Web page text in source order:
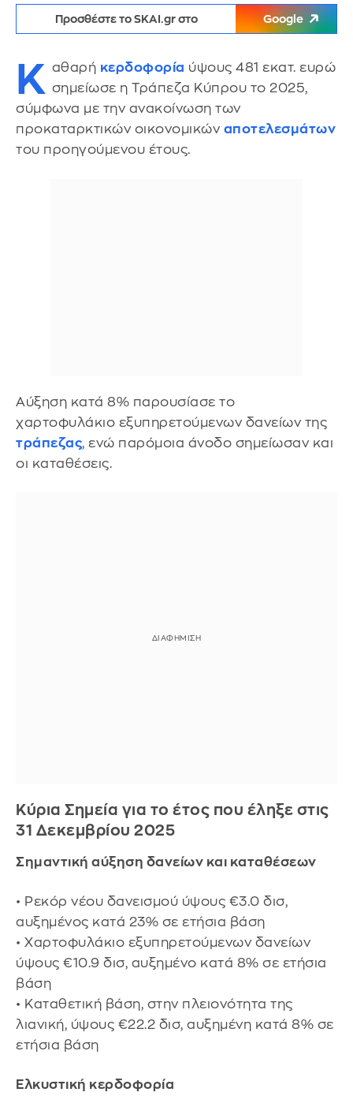
Προσθέστε το SKAI.gr στο Google
Κ αθαρή κερδοφορία ύψους 481 εκατ. ευρώ
σημείωσε η Τράπεζα Κύπρου το 2025,
σύμφωνα με την ανακοίνωση των
προκαταρκτικών οικονομικών αποτελεσμάτων
του προηγούμενου έτους.
Αύξηση κατά 8% παρουσίασε το
χαρτοφυλάκιο εξυπηρετούμενων δανείων της
τράπεζας, ενώ παρόμοια άνοδο σημείωσαν και
οι καταθέσεις.
Κύρια Σημεία για το έτος που έληξε στις
31 Δεκεμβρίου 2025
Σημαντική αύξηση δανείων και καταθέσεων
• Ρεκόρ νέου δανεισμού ύψους €3.0 δισ,
αυξημένος κατά 23% σε ετήσια βάση
• Χαρτοφυλάκιο εξυπηρετούμενων δανείων
ύψους €10.9 δισ, αυξημένο κατά 8% σε ετήσια
βάση
• Καταθετική βάση, στην πλειονότητα της
λιανική, ύψους €22.2 δισ, αυξημένη κατά 8% σε
ετήσια βάση
Ελκυστική κερδοφορία